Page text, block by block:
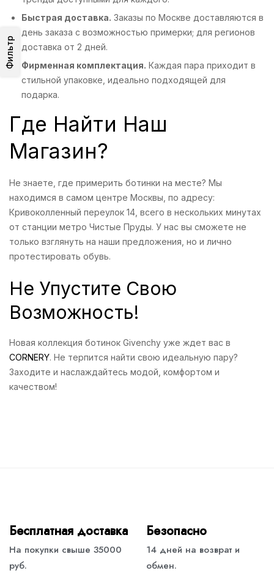
Фильтр
Быстрая доставка. Заказы по Москве доставляются в
день заказа с возможностью примерки; для регионов
доставка от 2 дней.
Фирменная комплектация. Каждая пара приходит в
стильной упаковке, идеально подходящей для
подарка.
Где Найти Наш
Магазин?
Не знаете, где примерить ботинки на месте? Мы
находимся в самом центре Москвы, по адресу:
Кривоколленный переулок 14, всего в нескольких минутах
от станции метро Чистые Пруды. У нас вы сможете не
только взглянуть на наши предложения, но и лично
протестировать обувь.
Не Упустите Свою
Возможность!
Новая коллекция ботинок Givenchy уже ждет вас в
CORNERY. Не терпится найти свою идеальную пару?
Заходите и наслаждайтесь модой, комфортом и
качеством!
Бесплатная доставка
На покупки свыше 35000
руб.
Безопасно
14 дней на возврат и
обмен.